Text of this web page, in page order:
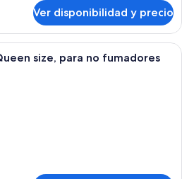
Ver disponibilidad y precio
Un baño moderno con una bañera
size, para no fumadores